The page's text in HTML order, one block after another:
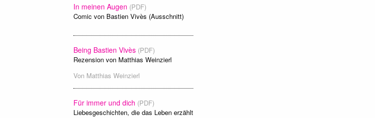
In meinen Augen (PDF)
Comic von Bastien Vivès (Ausschnitt)
Being Bastien Vivès (PDF)
Rezension von Matthias Weinzierl
Von Matthias Weinzierl
Für immer und dich (PDF)
Liebesgeschichten, die das Leben erzählt